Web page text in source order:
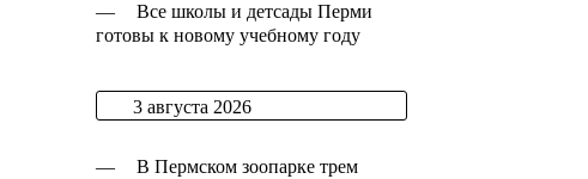
—
Все школы и детсады Перми
готовы к новому учебному году
3 августа 2026
—
В Пермском зоопарке трем